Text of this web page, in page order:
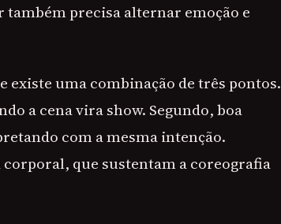
precisa alternar emoção e
existe uma combinação de três pontos.
a cena vira show. Segundo, boa
com a mesma intenção.
que sustentam a coreografia